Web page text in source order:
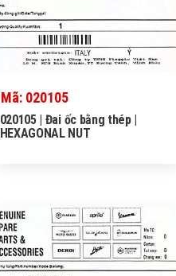
Mã: 020105
020105 | Đai ốc bằng thép |
HEXAGONAL NUT